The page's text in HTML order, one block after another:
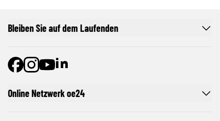
Online Netzwerk oe24
Bleiben Sie auf dem Laufenden